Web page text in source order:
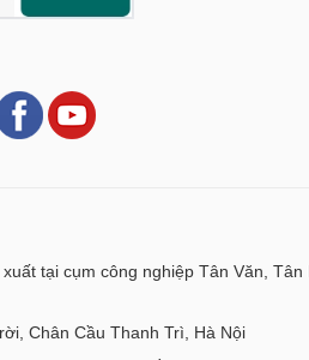
tại cụm công nghiệp Tân Văn, Tân
Chân Cầu Thanh Trì, Hà Nội